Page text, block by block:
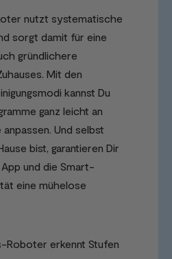
nutzt systematische
sorgt damit für eine
gründlichere
Mit den
kannst Du
ganz leicht an
Und selbst
bist, garantieren Dir
und die Smart-
eine mühelose
Roboter erkennt Stufen